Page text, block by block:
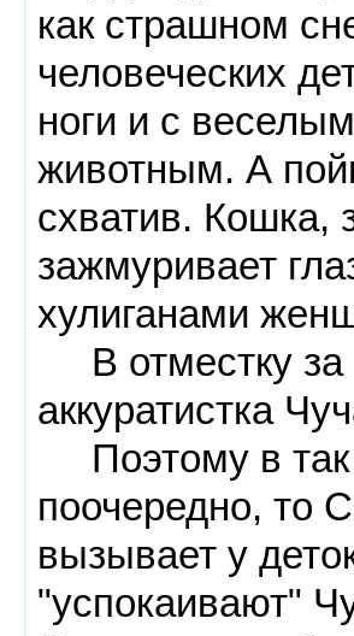
как страшном
человеческих
ноги и с
животным. А
схватив. Кошка,
зажмуривает
хулиганами
В отместку за
аккуратистка
Поэтому в так
поочередно, то
вызывает у
"успокаивают"